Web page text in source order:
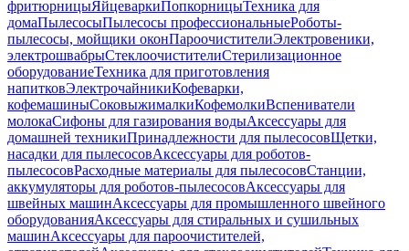
фритюрницыЯйцеваркиПопкорницыТехника для
домаПылесосыПылесосы профессиональныеРоботы-
пылесосы, мойщики оконПароочистителиЭлектровеники,
электрошвабрыСтеклоочистителиСтерилизационное
оборудованиеТехника для приготовления
напитковЭлектрочайникиКофеварки,
кофемашиныСоковыжималкиКофемолкиВспениватели
молокаСифоны для газирования водыАксессуары для
домашней техникиПринадлежности для пылесосовЩетки,
насадки для пылесосовАксессуары для роботов-
пылесосовРасходные материалы для пылесосовСтанции,
аккумуляторы для роботов-пылесосовАксессуары для
швейных машинАксессуары для промышленного швейного
оборудованияАксессуары для стиральных и сушильных
машинАксессуары для пароочистителей,